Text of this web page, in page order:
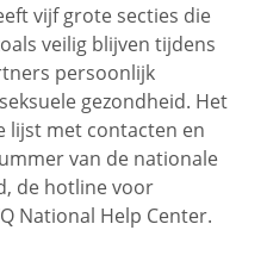
vijf grote secties die
veilig blijven tijdens
persoonlijk
gezondheid. Het
lijst met contacten en
van de nationale
de hotline voor
National Help Center.